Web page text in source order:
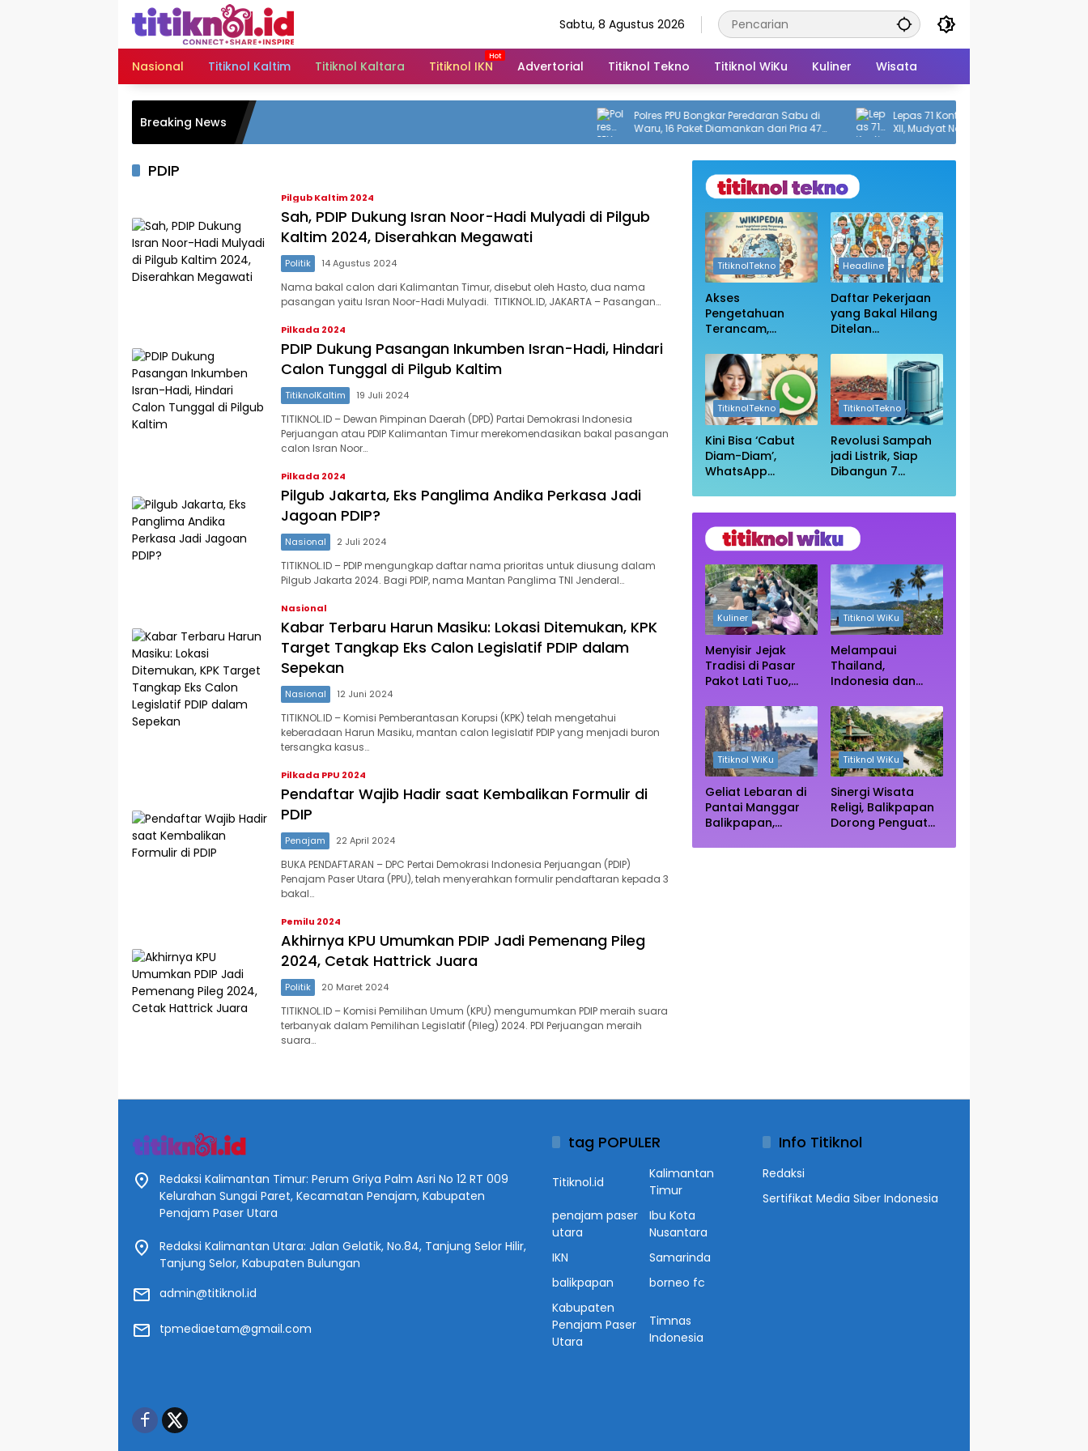
Sabtu, 8 Agustus 2026
Nasional Titiknol Kaltim Titiknol Kaltara Titiknol IKN Advertorial Titiknol Tekno Titiknol WiKu Kuliner Wisata
Breaking News
Polres PPU Bongkar Peredaran Sabu di
Waru, 16 Paket Diamankan dari Pria 47
Tahun
Lepas 71 Kontingen Pramuka ke Jamnas
XII, Mudyat Noor: Jaga Nama Baik
Daerah
PDIP
Pilgub Kaltim 2024
Sah, PDIP Dukung Isran Noor-Hadi Mulyadi di Pilgub
Kaltim 2024, Diserahkan Megawati
Politik 14 Agustus 2024
Nama bakal calon dari Kalimantan Timur, disebut oleh Hasto, dua nama
pasangan yaitu Isran Noor-Hadi Mulyadi. TITIKNOL.ID, JAKARTA – Pasangan…
Pilkada 2024
PDIP Dukung Pasangan Inkumben Isran-Hadi, Hindari
Calon Tunggal di Pilgub Kaltim
TitiknolKaltim 19 Juli 2024
TITIKNOL.ID – Dewan Pimpinan Daerah (DPD) Partai Demokrasi Indonesia
Perjuangan atau PDIP Kalimantan Timur merekomendasikan bakal pasangan
calon Isran Noor…
Pilkada 2024
Pilgub Jakarta, Eks Panglima Andika Perkasa Jadi
Jagoan PDIP?
Nasional 2 Juli 2024
TITIKNOL.ID – PDIP mengungkap daftar nama prioritas untuk diusung dalam
Pilgub Jakarta 2024. Bagi PDIP, nama Mantan Panglima TNI Jenderal…
Nasional
Kabar Terbaru Harun Masiku: Lokasi Ditemukan, KPK
Target Tangkap Eks Calon Legislatif PDIP dalam
Sepekan
Nasional 12 Juni 2024
TITIKNOL.ID – Komisi Pemberantasan Korupsi (KPK) telah mengetahui
keberadaan Harun Masiku, mantan calon legislatif PDIP yang menjadi buron
tersangka kasus…
Pilkada PPU 2024
Pendaftar Wajib Hadir saat Kembalikan Formulir di
PDIP
Penajam 22 April 2024
BUKA PENDAFTARAN – DPC Pertai Demokrasi Indonesia Perjuangan (PDIP)
Penajam Paser Utara (PPU), telah menyerahkan formulir pendaftaran kepada 3
bakal…
Pemilu 2024
Akhirnya KPU Umumkan PDIP Jadi Pemenang Pileg
2024, Cetak Hattrick Juara
Politik 20 Maret 2024
TITIKNOL.ID – Komisi Pemilihan Umum (KPU) mengumumkan PDIP meraih suara
terbanyak dalam Pemilihan Legislatif (Pileg) 2024. PDI Perjuangan meraih
suara…
TitiknolTekno
Akses
Pengetahuan
Terancam,
Pembukaan Blokir
Login Wikipedia
Headline
Daftar Pekerjaan
yang Bakal Hilang
Ditelan
Apakah Profesi
Anda Masih
Aman?
TitiknolTekno
Kini Bisa ‘Cabut
Diam-Diam’,
WhatsApp
Keluar Grup
Tanpa Ketahuan
TitiknolTekno
Revolusi Sampah
jadi Listrik, Siap
Dibangun 7
Raksasa dengan
Sekitar 200 MW
Kuliner
Menyisir Jejak
Tradisi di Pasar
Pakot Lati Tuo,
Tengah Rimba
Mangrove Paser
Titiknol WiKu
Melampaui
Thailand,
Indonesia dan
Primadona Wisata
Autentik Dunia
Titiknol WiKu
Geliat Lebaran di
Pantai Manggar
Balikpapan,
Titiknol WiKu
Sinergi Wisata
Religi, Balikpapan
Dorong Penguatan
Redaksi Kalimantan Timur: Perum Griya Palm Asri No 12 RT 009
Kelurahan Sungai Paret, Kecamatan Penajam, Kabupaten
Penajam Paser Utara
Redaksi Kalimantan Utara: Jalan Gelatik, No.84, Tanjung Selor Hilir,
Tanjung Selor, Kabupaten Bulungan
admin@titiknol.id
tpmediaetam@gmail.com
tag POPULER
Titiknol.id
Kalimantan
Timur
penajam paser
utara
Ibu Kota
Nusantara
IKN
Samarinda
balikpapan
borneo fc
Kabupaten
Penajam Paser
Utara
Timnas
Indonesia
Info Titiknol
Redaksi
Sertifikat Media Siber Indonesia